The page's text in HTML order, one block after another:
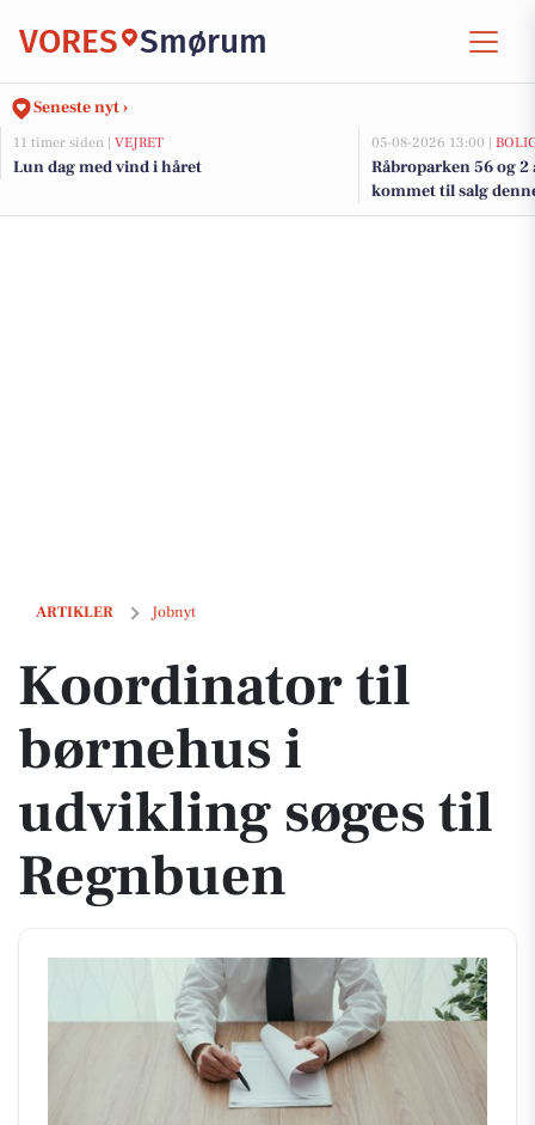
VORES Smørum
Seneste nyt ›
11 timer siden | VEJRET
Lun dag med vind i håret
05-08-2026 13:00 |
Råbroparken 56 og
kommet til salg
boligerne her.
ARTIKLER Jobnyt
Koordinator til børnehus i udvikling søges til Regnbuen
Koordinator til
børnehus i
udvikling søges til
Regnbuen